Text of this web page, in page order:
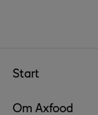
Start
Om Axfood